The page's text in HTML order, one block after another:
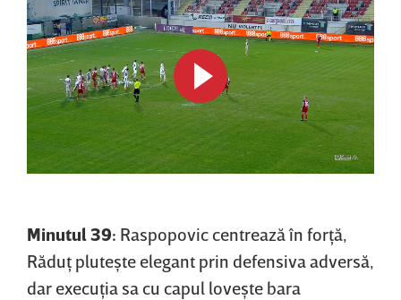
Minutul 39: Raspopovic centrează în forţă,
Răduţ pluteşte elegant prin defensiva adversă,
dar execuţia sa cu capul loveşte bara